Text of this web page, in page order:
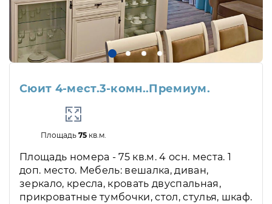
Сюит 4-мест.3-комн..Премиум.
Площадь 75кв.м.
Площадь номера - 75 кв.м. 4 осн. места. 1
доп. место. Мебель: вешалка, диван,
зеркало, кресла, кровать двуспальная,
прикроватные тумбочки, стол, стулья, шкаф.